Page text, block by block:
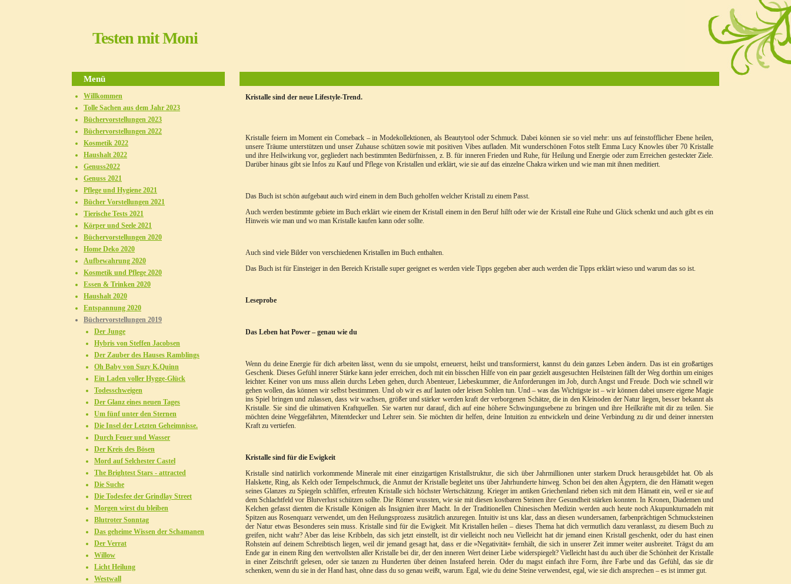
Testen mit Moni
Kristalle sind der neue Lifestyle-Trend.
Kristalle feiern im Moment ein Comeback – in Modekollektionen, als Beautytool oder Schmuck. Dabei können sie so viel mehr: uns auf feinstofflicher Ebene heilen,
unsere Träume unterstützen und unser Zuhause schützen sowie mit positiven Vibes aufladen. Mit wunderschönen Fotos stellt Emma Lucy Knowles über 70 Kristalle
und ihre Heilwirkung vor, gegliedert nach bestimmten Bedürfnissen, z. B. für inneren Frieden und Ruhe, für Heilung und Energie oder zum Erreichen gesteckter Ziele.
Darüber hinaus gibt sie Infos zu Kauf und Pflege von Kristallen und erklärt, wie sie auf das einzelne Chakra wirken und wie man mit ihnen meditiert.
Das Buch ist schön aufgebaut auch wird einem in dem Buch geholfen welcher Kristall zu einem Passt.
Auch werden bestimmte gebiete im Buch erklärt wie einem der Kristall einem in den Beruf hilft oder wie der Kristall eine Ruhe und Glück schenkt und auch gibt es ein
Hinweis wie man und wo man Kristalle kaufen kann oder sollte.
Auch sind viele Bilder von verschiedenen Kristallen im Buch enthalten.
Das Buch ist für Einsteiger in den Bereich Kristalle super geeignet es werden viele Tipps gegeben aber auch werden die Tipps erklärt wieso und warum das so ist.
Leseprobe
Das Leben hat Power – genau wie du
Wenn du deine Energie für dich arbeiten lässt, wenn du sie umpolst, erneuerst, heilst und transformierst, kannst du dein ganzes Leben ändern. Das ist ein großartiges
Geschenk. Dieses Gefühl innerer Stärke kann jeder erreichen, doch mit ein bisschen Hilfe von ein paar gezielt ausgesuchten Heilsteinen fällt der Weg dorthin um einiges
leichter. Keiner von uns muss allein durchs Leben gehen, durch Abenteuer, Liebeskummer, die Anforderungen im Job, durch Angst und Freude. Doch wie schnell wir
gehen wollen, das können wir selbst bestimmen. Und ob wir es auf lauten oder leisen Sohlen tun. Und – was das Wichtigste ist – wir können dabei unsere eigene Magie
ins Spiel bringen und zulassen, dass wir wachsen, größer und stärker werden kraft der verborgenen Schätze, die in den Kleinoden der Natur liegen, besser bekannt als
Kristalle. Sie sind die ultimativen Kraftquellen. Sie warten nur darauf, dich auf eine höhere Schwingungsebene zu bringen und ihre Heilkräfte mit dir zu teilen. Sie
möchten deine Weggefährten, Mitentdecker und Lehrer sein. Sie möchten dir helfen, deine Intuition zu entwickeln und deine Verbindung zu dir und deiner innersten
Kraft zu vertiefen.
Kristalle sind für die Ewigkeit
Kristalle sind natürlich vorkommende Minerale mit einer einzigartigen Kristallstruktur, die sich über Jahrmillionen unter starkem Druck herausgebildet hat. Ob als
Halskette, Ring, als Kelch oder Tempelschmuck, die Anmut der Kristalle begleitet uns über Jahrhunderte hinweg. Schon bei den alten Ägyptern, die den Hämatit wegen
seines Glanzes zu Spiegeln schliffen, erfreuten Kristalle sich höchster Wertschätzung. Krieger im antiken Griechenland rieben sich mit dem Hämatit ein, weil er sie auf
dem Schlachtfeld vor Blutverlust schützen sollte. Die Römer wussten, wie sie mit diesen kostbaren Steinen ihre Gesundheit stärken konnten. In Kronen, Diademen und
Kelchen gefasst dienten die Kristalle Königen als Insignien ihrer Macht. In der Traditionellen Chinesischen Medizin werden auch heute noch Akupunkturnadeln mit
Spitzen aus Rosenquarz verwendet, um den Heilungsprozess zusätzlich anzuregen. Intuitiv ist uns klar, dass an diesen wundersamen, farbenprächtigen Schmucksteinen
der Natur etwas Besonderes sein muss. Kristalle sind für die Ewigkeit. Mit Kristallen heilen – dieses Thema hat dich vermutlich dazu veranlasst, zu diesem Buch zu
greifen, nicht wahr? Aber das leise Kribbeln, das sich jetzt einstellt, ist dir vielleicht noch neu Vielleicht hat dir jemand einen Kristall geschenkt, oder du hast einen
Rohstein auf deinem Schreibtisch liegen, weil dir jemand gesagt hat, dass er die »Negativität« fernhält, die sich in unserer Zeit immer weiter ausbreitet. Trägst du am
Ende gar in einem Ring den wertvollsten aller Kristalle bei dir, der den inneren Wert deiner Liebe widerspiegelt? Vielleicht hast du auch über die Schönheit der Kristalle
in einer Zeitschrift gelesen, oder sie tanzen zu Hunderten über deinen Instafeed herein. Oder du magst einfach ihre Form, ihre Farbe und das Gefühl, das sie dir
schenken, wenn du sie in der Hand hast, ohne dass du so genau weißt, warum. Egal, wie du deine Steine verwendest, egal, wie sie dich ansprechen – es ist immer gut.
Menü
Willkommen
Tolle Sachen aus dem Jahr 2023
Büchervorstellungen 2023
Büchervorstellungen 2022
Kosmetik 2022
Haushalt 2022
Genuss2022
Genuss 2021
Pflege und Hygiene 2021
Bücher Vorstellungen 2021
Tierische Tests 2021
Körper und Seele 2021
Büchervorstellungen 2020
Home Deko 2020
Aufbewahrung 2020
Kosmetik und Pflege 2020
Essen & Trinken 2020
Haushalt 2020
Entspannung 2020
Büchervorstellungen 2019
Der Junge
Hybris von Steffen Jacobsen
Der Zauber des Hauses Ramblings
Oh Baby von Suzy K.Quinn
Ein Laden voller Hygge-Glück
Todesschweigen
Der Glanz eines neuen Tages
Um fünf unter den Sternen
Die Insel der Letzten Geheimnisse.
Durch Feuer und Wasser
Der Kreis des Bösen
Mord auf Selchester Castel
The Brightest Stars - attracted
Die Suche
Die Todesfee der Grindlay Street
Morgen wirst du bleiben
Blutroter Sonntag
Das geheime Wissen der Schamanen
Der Verrat
Willow
Licht Heilung
Westwall